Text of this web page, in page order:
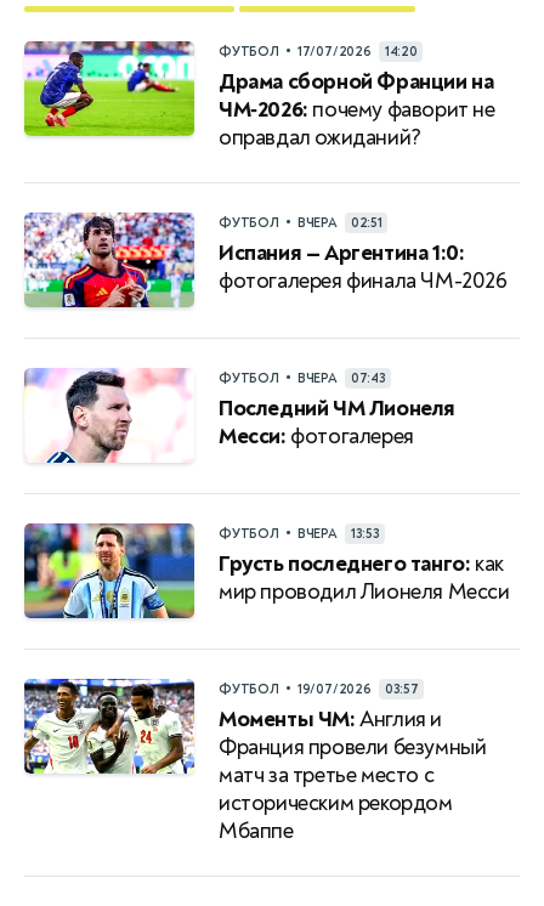
ФУТБОЛ • 17/07/2026 14:20
Драма сборной Франции на
ЧМ‑2026: почему фаворит не
оправдал ожиданий?
ФУТБОЛ • ВЧЕРА 02:51
Испания — Аргентина 1:0:
фотогалерея финала ЧМ-2026
ФУТБОЛ • ВЧЕРА 07:43
Последний ЧМ Лионеля
Месси: фотогалерея
ФУТБОЛ • ВЧЕРА 13:53
Грусть последнего танго: как
мир проводил Лионеля Месси
ФУТБОЛ • 19/07/2026 03:57
Моменты ЧМ:Англия и
Франция провели безумный
матч за третье место с
историческим рекордом
Мбаппе